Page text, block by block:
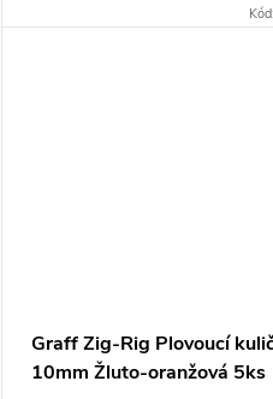
u
Kód:
Graff Zig-Rig Plovoucí
10mm Žluto-oranžová 5ks